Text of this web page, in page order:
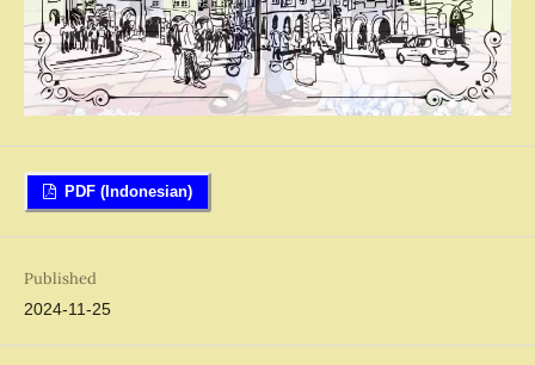
PDF (Indonesian)
Published
2024-11-25